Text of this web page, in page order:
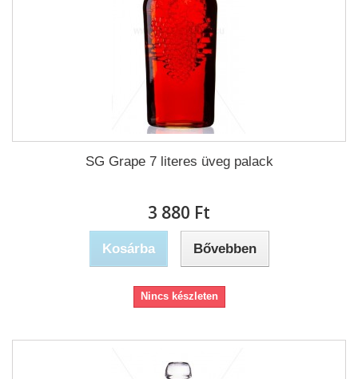
SG Grape 7 literes üveg palack
3 880 Ft‎
Kosárba Bővebben
Nincs készleten